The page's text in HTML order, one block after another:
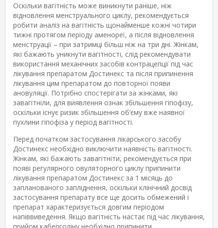
Оскільки вагітність може виникнути раніше, ніж
відновлення менструального циклу, рекомендується
робити аналіз на вагітність щонайменше кожні чотири
тижні протягом періоду аменореї, а після відновлення
менструації – при затримці більш ніж на три дні. Жінкам,
які бажають уникнути вагітності, слід рекомендувати
використання механічних засобів контрацепції під час
лікування препаратом Достинекс та після припинення
лікування цим препаратом до повторної появи
ановуляції. Потрібно спостерігати за жінками, які
завагітніли, для виявлення ознак збільшення гіпофізу,
оскільки існує ризик збільшення об’єму вже наявної
пухлини гіпофіза у період вагітності.
Перед початком застосування лікарського засобу
Достинекс необхідно виключити наявність вагітності.
Жінкам, які бажають завагітніти, рекомендується при
появі регулярного овуляторного циклу припинити
лікування препаратом Достинекс за 1 місяць до
запланованого запліднення, оскільки клінічний досвід
застосування препарату все ще досить обмежений і
препарат характеризується довгим періодом
напіввиведення. Якщо вагітність настає під час лікування,